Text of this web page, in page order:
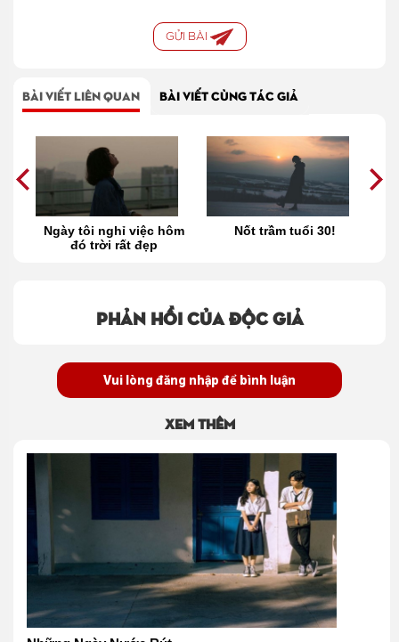
GỬI BÀI
BÀI VIẾT LIÊN QUAN BÀI VIẾT CÙNG TÁC GIẢ
Ngày tôi nghỉ việc hôm
đó trời rất đẹp
Nốt trầm tuổi 30!
Phản hồi của độc giả
Vui lòng đăng nhập để bình luận
Xem thêm